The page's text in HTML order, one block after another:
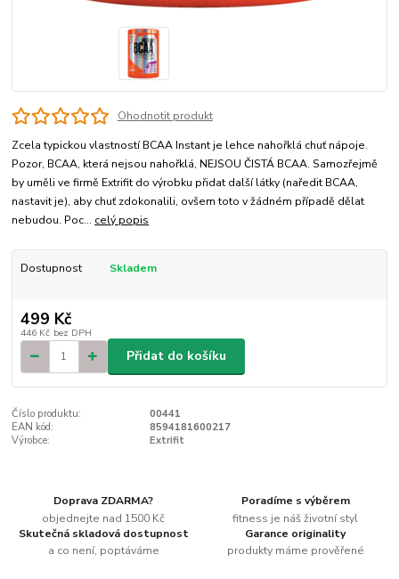
Ohodnotit produkt
Zcela typickou vlastností BCAA Instant je lehce nahořklá chuť nápoje.
Pozor, BCAA, která nejsou nahořklá, NEJSOU ČISTÁ BCAA. Samozřejmě
by uměli ve firmě Extrifit do výrobku přidat další látky (naředit BCAA,
nastavit je), aby chuť zdokonalili, ovšem toto v žádném případě dělat
nebudou. Poc... celý popis
Dostupnost Skladem
499 Kč
446 Kč bez DPH
Přidat do košíku
Číslo produktu:
00441
EAN kód:
8594181600217
Výrobce:
Extrifit
Doprava ZDARMA?
objednejte nad 1500 Kč
Poradíme s výběrem
fitness je náš životní styl
Skutečná skladová dostupnost
a co není, poptáváme
Garance originality
produkty máme prověřené